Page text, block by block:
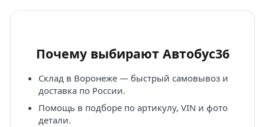
Почему выбирают Автобус36
Склад в Воронеже — быстрый самовывоз и
доставка по России.
Помощь в подборе по артикулу, VIN и фото
детали.